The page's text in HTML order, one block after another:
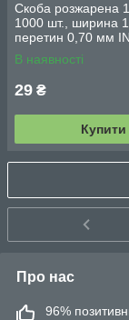
Скоба розжарена
1000 шт., ширина
перетин 0,70 мм
RT-0130
В наявності
29 ₴
Купити
Про нас
96%